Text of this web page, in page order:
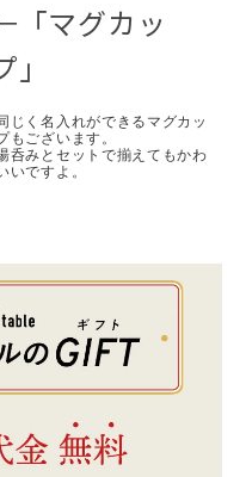
マグカッ
」
じく名入れができるマグカッ
もございます。
呑みとセットで揃えてもかわ
いですよ。